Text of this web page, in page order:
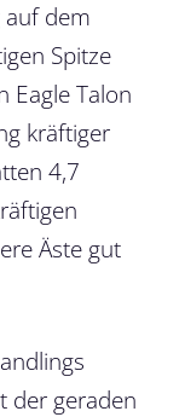
dem
Spitze
Eagle Talon
kräftiger
4,7
Äste gut
der geraden